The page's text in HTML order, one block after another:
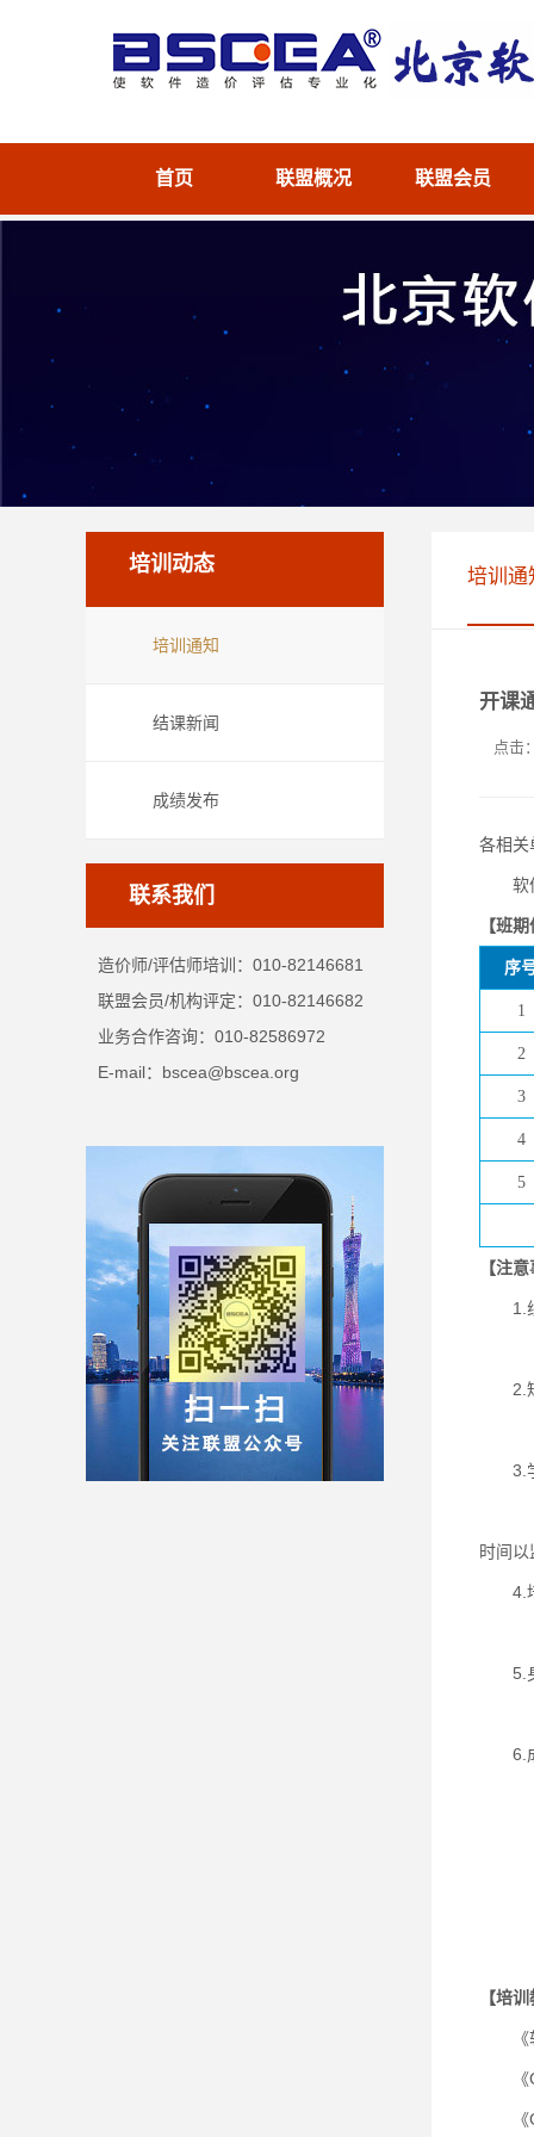
首页 联盟概况 联盟会员
培训动态
培训通知
结课新闻
成绩发布
联系我们
造价师/评估师培训：010-82146681
联盟会员/机构评定：010-82146682
业务合作咨询：010-82586972
E-mail：bscea@bscea.org
培训通
开课
点击
各相关
软件
【班
序
1
2
3
4
5
【注
1.线
2.短
3.学
时间
4.培
5.身
6.成
【培
《软
《
《